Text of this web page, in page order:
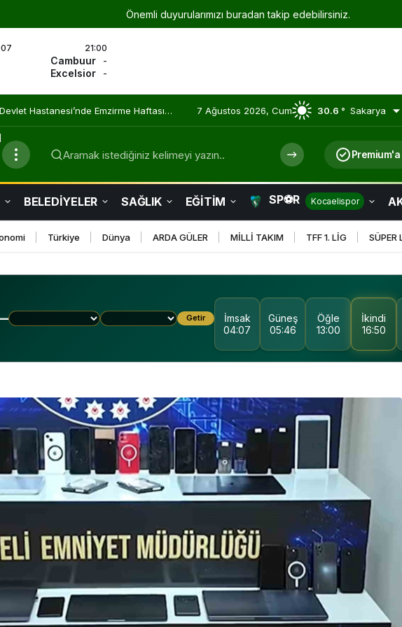
Önemli duyurularımızı buradan takip edebilirsiniz.
21:00
Cambuur
-
Excelsior
-
Hizmetleri Umut Olmaya Devam Ediyor 7 Ağustos 2026, Cum 30.6 ° Sakarya
Aramak istediğiniz kelimeyi yazın..
BELEDİYELER SAĞLIK EĞİTİM SP⚽R Kocaelispor
Türkiye Dünya ARDA GÜLER MİLLİ TAKIM TFF 1. LİG SÜPER
Getir
İmsak
04:07
Güneş
05:46
Öğle
13:00
İkindi
16:50
KOCAELI DEVLET
HASTANESI